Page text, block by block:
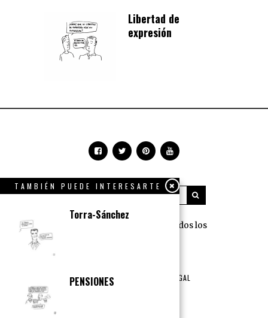
Libertad de
expresión
360 Grados Press © 2018 Todos los
TÉRMINOS DE USO Y AVISO LEGAL
TAMBIÉN PUEDE INTERESARTE
Torra-Sánchez
PENSIONES